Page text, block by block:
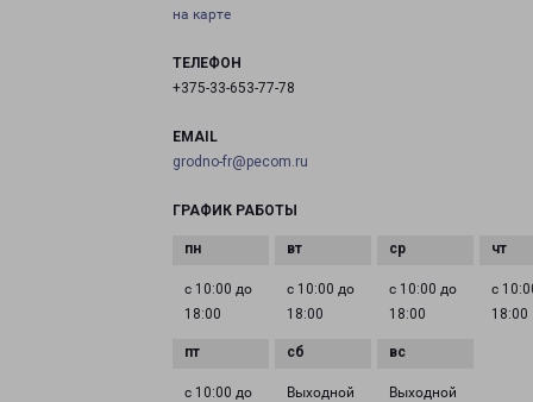
на карте
ТЕЛЕФОН
+375-33-653-77-78
EMAIL
grodno-fr@pecom.ru
ГРАФИК РАБОТЫ
с 10:00 до
18:00
с 10:00 до
18:00
с 10:00 до
18:00
с
18:00
с 10:00 до
Выходной Выходной